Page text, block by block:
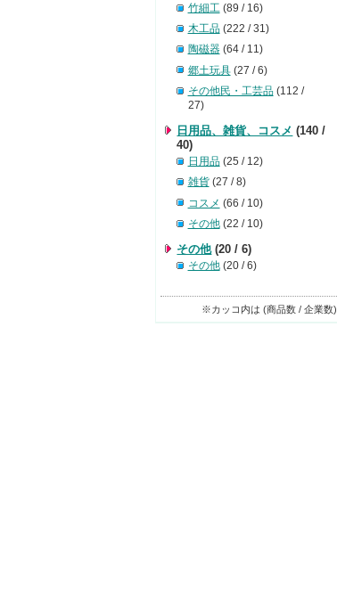
竹細工(89 / 16)
木工品(222 / 31)
陶磁器(64 / 11)
郷土玩具(27 / 6)
その他民・工芸品(112 /
27)
日用品、雑貨、コスメ (140 /
40)
日用品(25 / 12)
雑貨(27 / 8)
コスメ (66 / 10)
その他(22 / 10)
その他(20 / 6)
その他(20 / 6)
※カッコ内は (商品数 / 企業数)